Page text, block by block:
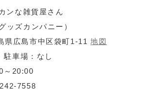
ンな雑貨屋さん
ッズカンパニー）
県広島市中区袋町1-11 地図
駐車場：なし
～20:00
7558